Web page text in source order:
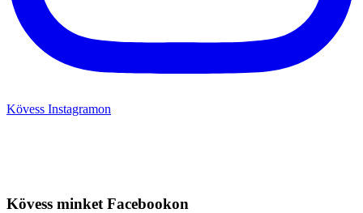
Kövess Instagramon
Kövess minket Facebookon